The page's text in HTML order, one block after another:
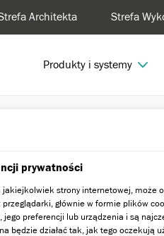
Produkty i systemy
Architekta Strefa
prywatności
jakiejkolwiek strony internetowej, może
głównie w formie plików
jego preferencji lub urządzenia i są
będzie działać tak, jak tego oczekują